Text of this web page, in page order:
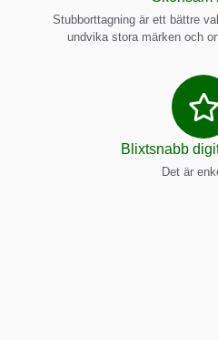
Stubborttagning är ett bättre
undvika stora märken och
Blixtsnabb
Det är